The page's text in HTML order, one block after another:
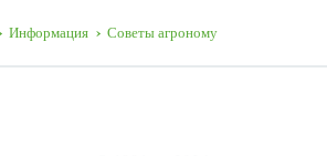
Информация Советы агроному